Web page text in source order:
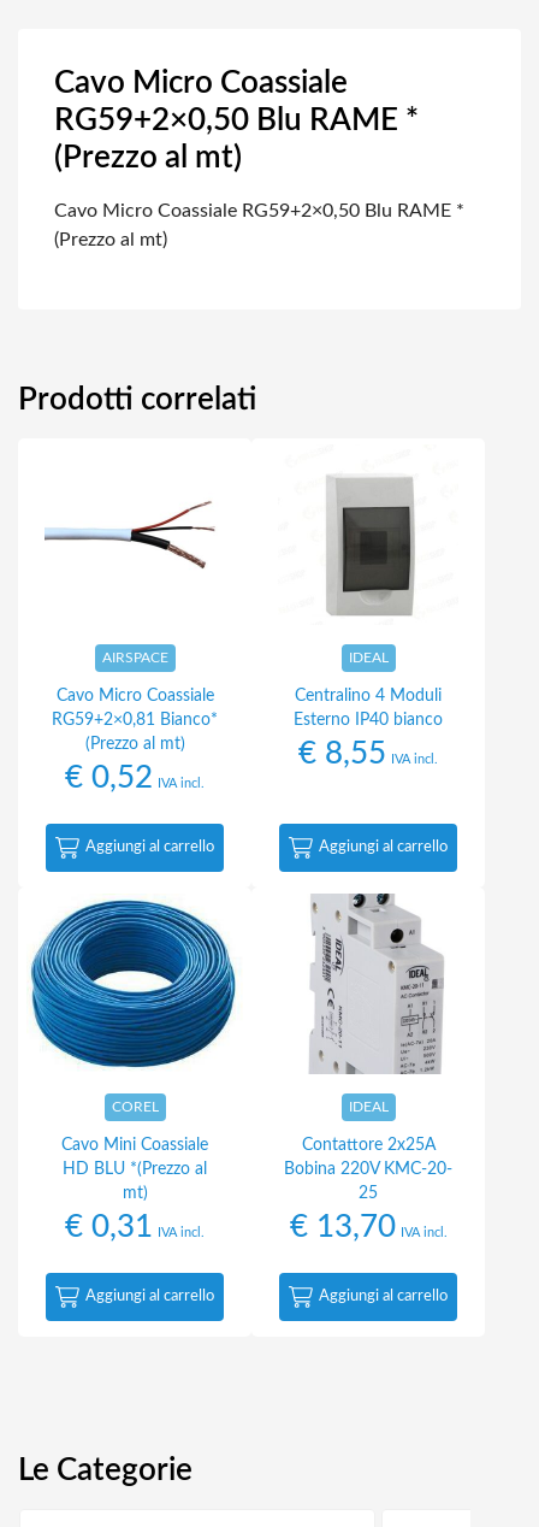
Cavo Micro Coassiale
RG59+2×0,50 Blu RAME *
(Prezzo al mt)
Cavo Micro Coassiale RG59+2×0,50 Blu RAME *
(Prezzo al mt)
Prodotti correlati
AIRSPACE
Cavo Micro Coassiale
RG59+2×0,81 Bianco*
(Prezzo al mt)
€ 0,52 IVA incl.
Aggiungi al carrello
IDEAL
Centralino 4 Moduli
Esterno IP40 bianco
€ 8,55 IVA incl.
Aggiungi al carrello
COREL
Cavo Mini Coassiale
HD BLU *(Prezzo al
mt)
€ 0,31 IVA incl.
Aggiungi al carrello
IDEAL
Contattore 2x25A
Bobina 220V KMC-20-
25
€13,70 IVA incl.
Aggiungi al carrello
Le Categorie